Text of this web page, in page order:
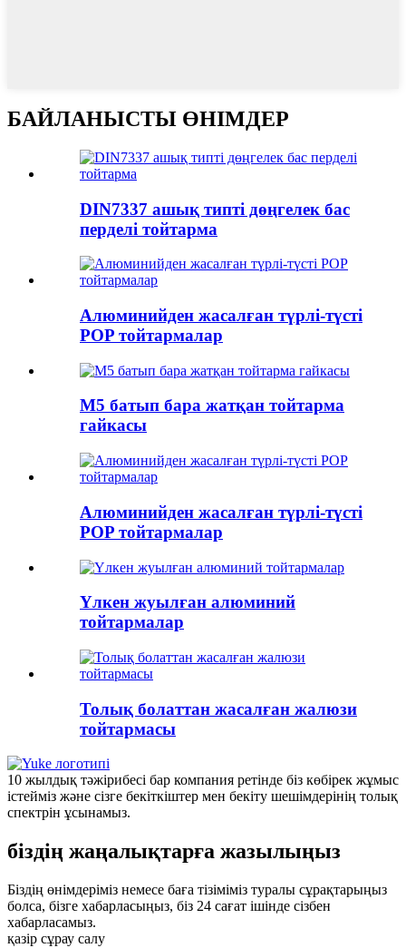
БАЙЛАНЫСТЫ ӨНІМДЕР
DIN7337 ашық типті дөңгелек бас
перделі тойтарма
Алюминийден жасалған түрлі-түсті
POP тойтармалар
M5 батып бара жатқан тойтарма
гайкасы
Алюминийден жасалған түрлі-түсті
POP тойтармалар
Үлкен жуылған алюминий
тойтармалар
Толық болаттан жасалған жалюзи
тойтармасы
10 жылдық тәжірибесі бар компания ретінде біз көбірек жұмыс
істейміз және сізге бекіткіштер мен бекіту шешімдерінің толық
спектрін ұсынамыз.
біздің жаңалықтарға жазылыңыз
Біздің өнімдеріміз немесе баға тізіміміз туралы сұрақтарыңыз
болса, бізге хабарласыңыз, біз 24 сағат ішінде сізбен
хабарласамыз.
қазір сұрау салу